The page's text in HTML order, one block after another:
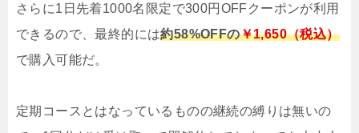
さらに1日先着1000名限定で300円OFFクーポンが利用
できるので、最終的には約58%OFFの￥1,650（税込）
で購入可能だ。
定期コースとはなっているものの継続の縛りは無いの